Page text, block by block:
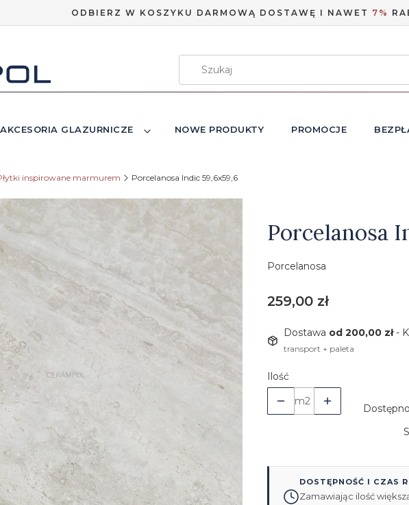
ODBIERZ W KOSZYKU DARMOWĄ DOSTAWĘ I NAWET 7%
AKCESORIA GLAZURNICZE NOWE PRODUKTY PROMOCJE
inspirowane marmurem Porcelanosa Indic 59,6x59,6
Porcelanosa
Porcelanosa
Cena
259,00 zł
Dostawa od 200,00 zł-
transport + paleta
Ilość
m2
DOSTĘPNOŚĆ I CZAS
Zamawiając ilość